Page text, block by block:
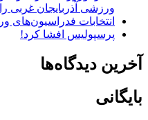
ورزشی آذربایجان غربی را
انتخابات فدراسیون‌های
پرسپولیس افشا کرد!
آخرین دیدگاه‌ها
بایگانی